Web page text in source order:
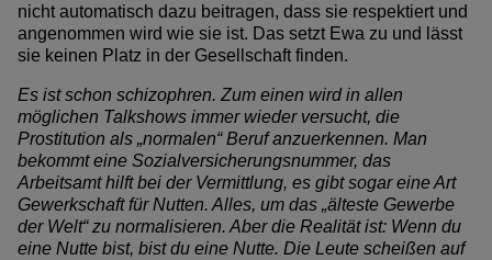
nicht automatisch dazu beitragen, dass sie respektiert und
angenommen wird wie sie ist. Das setzt Ewa zu und lässt
sie keinen Platz in der Gesellschaft finden.
Es ist schon schizophren. Zum einen wird in allen
möglichen Talkshows immer wieder versucht, die
Prostitution als „normalen“ Beruf anzuerkennen. Man
bekommt eine Sozialversicherungsnummer, das
Arbeitsamt hilft bei der Vermittlung, es gibt sogar eine Art
Gewerkschaft für Nutten. Alles, um das „älteste Gewerbe
der Welt“ zu normalisieren. Aber die Realität ist: Wenn du
eine Nutte bist, bist du eine Nutte. Die Leute scheißen auf